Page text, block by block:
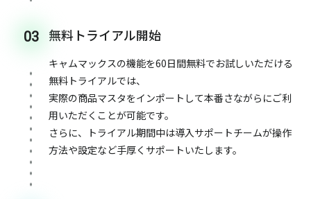
03 無料トライアル開始
キャムマックスの機能を60日間無料でお試しいただける
無料トライアルでは、
実際の商品マスタをインポートして本番さながらにご利
用いただくことが可能です。
さらに、トライアル期間中は導入サポートチームが操作
方法や設定など手厚くサポートいたします。